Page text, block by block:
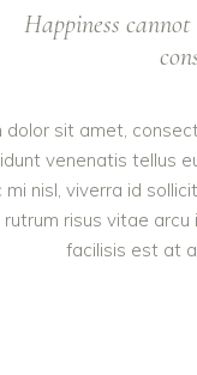
Happiness
dolor sit amet,
venenatis tellus
mi nisl, viverra id
risus vitae
facilisis est at